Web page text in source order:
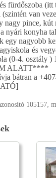
fürdőszoba (itt
van
nagy pince,
nyári konyha
egy nagyobb
és
(0-4. osztály )
ALATT****
bátran a
105157,